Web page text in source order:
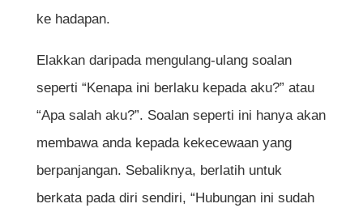
ke hadapan.
Elakkan daripada mengulang-ulang soalan
seperti “Kenapa ini berlaku kepada aku?” atau
“Apa salah aku?”. Soalan seperti ini hanya akan
membawa anda kepada kekecewaan yang
berpanjangan. Sebaliknya, berlatih untuk
berkata pada diri sendiri, “Hubungan ini sudah